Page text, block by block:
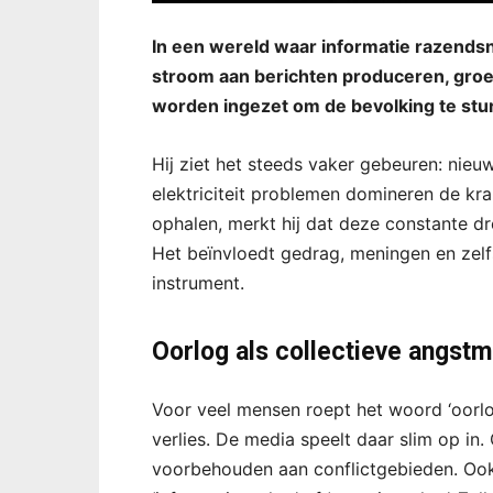
In een wereld waar informatie
stroom aan berichten produceren,
worden ingezet om de bevolking te
Hij ziet het steeds vaker gebeuren:
elektriciteit problemen domineren de
ophalen, merkt hij dat deze constante
Het beïnvloedt gedrag, meningen en
instrument.
Oorlog als collectieve
Voor veel mensen roept het woord
verlies. De media speelt daar slim op
voorbehouden aan conflictgebieden.